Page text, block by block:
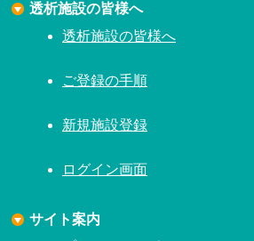
透析施設の皆様へ
透析施設の皆様へ
ご登録の手順
新規施設登録
ログイン画面
サイト案内